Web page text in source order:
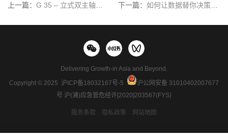
上一篇： G 35 – 立式双主轴锥齿轮磨齿机 下一篇：如何让数据替你决策？KLINGELNBERG （克林贝格）SMART FACTORY（智能工厂）给出解决方案
Delivering Growth-in Asia and Beyond.
Copyright © 2025 沪ICP备18032167号-5
沪公网安备 31010402007677
号 沪(浦)应急管危经许[2020]203567(FYS)
服务条款 隐私政策 网站地图